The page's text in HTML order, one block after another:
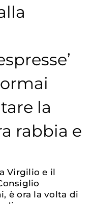
la
rabbia e
Virgilio e il
è ora la volta di